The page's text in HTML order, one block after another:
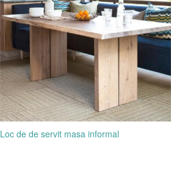
Loc de de servit masa informal